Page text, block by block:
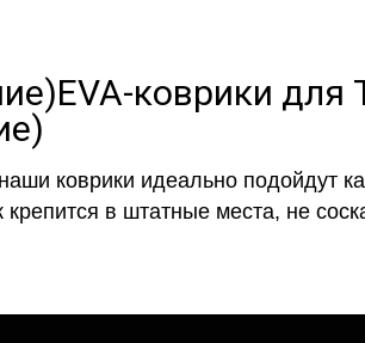
EVA-коврики для
коврики идеально подойдут
в штатные места, не